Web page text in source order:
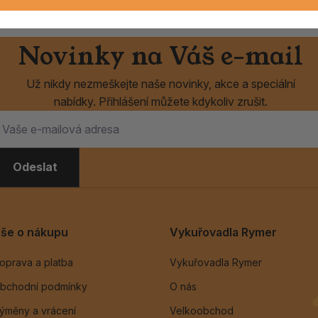
Novinky na Váš e-mail
Už nikdy nezmeškejte naše novinky, akce a speciální
nabídky. Přihlášení můžete kdykoliv zrušit.
Odeslat
o nákupu
a platba
podmínky
a vrácení
Vykuřovadla Rymer
Vykuřovadla Rymer
O nás
Velkoobchod